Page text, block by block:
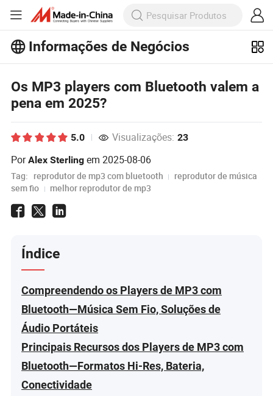
Informações de Negócios
Os MP3 players com Bluetooth valem a
pena em 2025?
5.0 Visualizações: 23
PorAlex Sterling em2025-08-06
Tag: reprodutor de mp3 com bluetooth
reprodutor de música
sem fio
melhor reprodutor de mp3
Índice
Compreendendo os Players de MP3 com
Bluetooth—Música Sem Fio, Soluções de
Áudio Portáteis
Principais Recursos dos Players de MP3 com
Bluetooth—Formatos Hi-Res, Bateria,
Conectividade